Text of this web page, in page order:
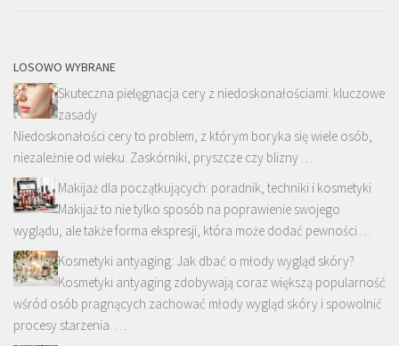
LOSOWO WYBRANE
Skuteczna pielęgnacja cery z niedoskonałościami: kluczowe
zasady
Niedoskonałości cery to problem, z którym boryka się wiele osób,
niezależnie od wieku. Zaskórniki, pryszcze czy blizny …
Makijaż dla początkujących: poradnik, techniki i kosmetyki
Makijaż to nie tylko sposób na poprawienie swojego
wyglądu, ale także forma ekspresji, która może dodać pewności …
Kosmetyki antyaging: Jak dbać o młody wygląd skóry?
Kosmetyki antyaging zdobywają coraz większą popularność
wśród osób pragnących zachować młody wygląd skóry i spowolnić
procesy starzenia. …